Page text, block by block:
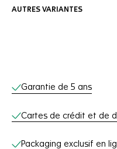
AUTRES VARIANTES
Services en
Garantie de 5 ans
Cartes de crédit et de
Packaging exclusif en